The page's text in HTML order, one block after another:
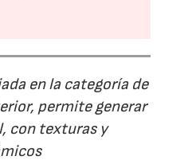
en la categoría de
permite generar
con texturas y